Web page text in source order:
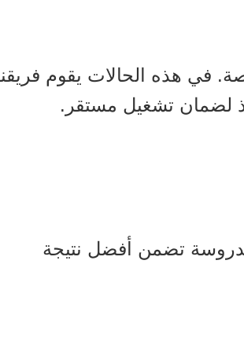
في هذه الحالات يقوم
لضمان تشغيل مستقر.
تضمن أفضل نتيجة